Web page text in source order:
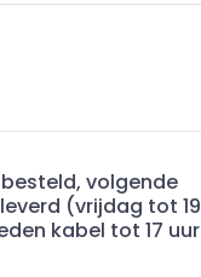
volgende
(vrijdag tot 19
kabel tot 17 uur